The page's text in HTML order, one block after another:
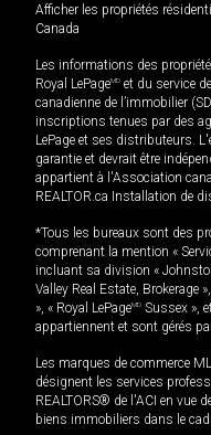
Afficher les propriétés
Canada
Les informations des
Royal LePageMD et du service
canadienne de l’immobilier
inscriptions tenues par des
LePage et ses distributeurs.
garantie et devrait être
appartient à l'Association
REALTOR.ca Installation de
*Tous les bureaux sont des
comprenant la mention «
incluant sa division «
Valley Real Estate, Brokerage
», « Royal LePageMD Sussex »,
appartiennent et sont gérés
Les marques de commerce
désignent les services
REALTORS® de l'ACI en vue
biens immobiliers dans le